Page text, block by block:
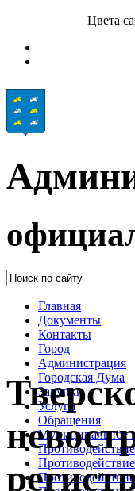
Цвета
Главная
Документы
Контакты
Город
Администрация
Городская Дума
Закупки
Услуги
Обращения
Муниципальное